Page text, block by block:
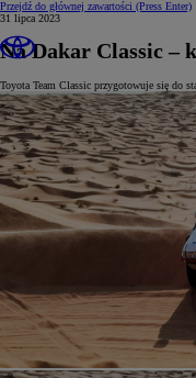
Przejdź do głównej zawartości (Press Enter)
31 lipca 2023
Na Dakar Classic –
Toyota Team Classic przygotowuje się do